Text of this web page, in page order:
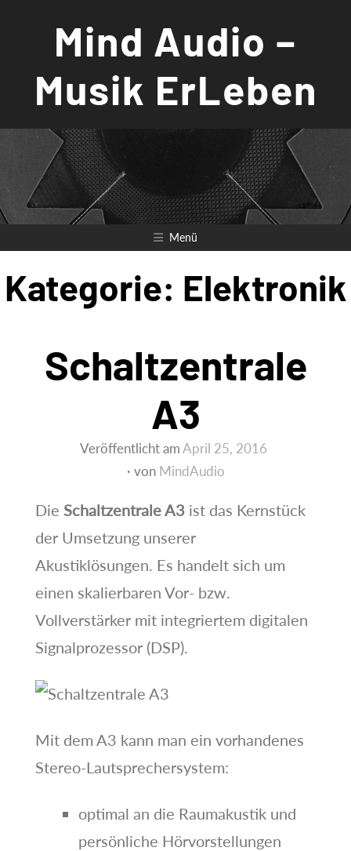
Mind Audio –
Musik ErLeben
Menü
Kategorie: Elektronik
Schaltzentrale
A3
Veröffentlicht amApril 25, 2016
von MindAudio
Die Schaltzentrale A3ist das Kernstück
der Umsetzung unserer
Akustiklösungen. Es handelt sich um
einen skalierbaren Vor- bzw.
Vollverstärker mit integriertem digitalen
Signalprozessor (DSP).
Mit dem A3 kann man ein vorhandenes
Stereo-Lautsprechersystem:
optimal an die Raumakustik und
persönliche Hörvorstellungen